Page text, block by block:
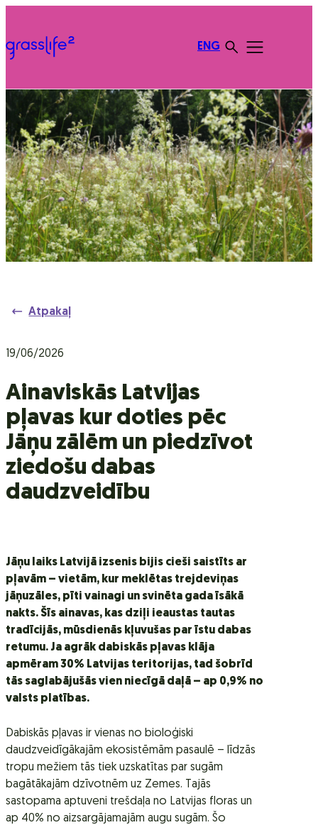
ENG
Atpakaļ
19/06/2026
Ainaviskās Latvijas
pļavas kur doties pēc
Jāņu zālēm un piedzīvot
ziedošu dabas
daudzveidību
Jāņu laiks Latvijā izsenis bijis cieši saistīts ar
pļavām – vietām, kur meklētas trejdeviņas
jāņuzāles, pīti vainagi un svinēta gada īsākā
nakts. Šīs ainavas, kas dziļi ieaustas tautas
tradīcijās, mūsdienās kļuvušas par īstu dabas
retumu. Ja agrāk dabiskās pļavas klāja
apmēram 30% Latvijas teritorijas, tad šobrīd
tās saglabājušās vien niecīgā daļā – ap 0,9% no
valsts platības.
Dabiskās pļavas ir vienas no bioloģiski
daudzveidīgākajām ekosistēmām pasaulē – līdzās
tropu mežiem tās tiek uzskatītas par sugām
bagātākajām dzīvotnēm uz Zemes. Tajās
sastopama aptuveni trešdaļa no Latvijas floras un
ap 40% no aizsargājamajām augu sugām. Šo